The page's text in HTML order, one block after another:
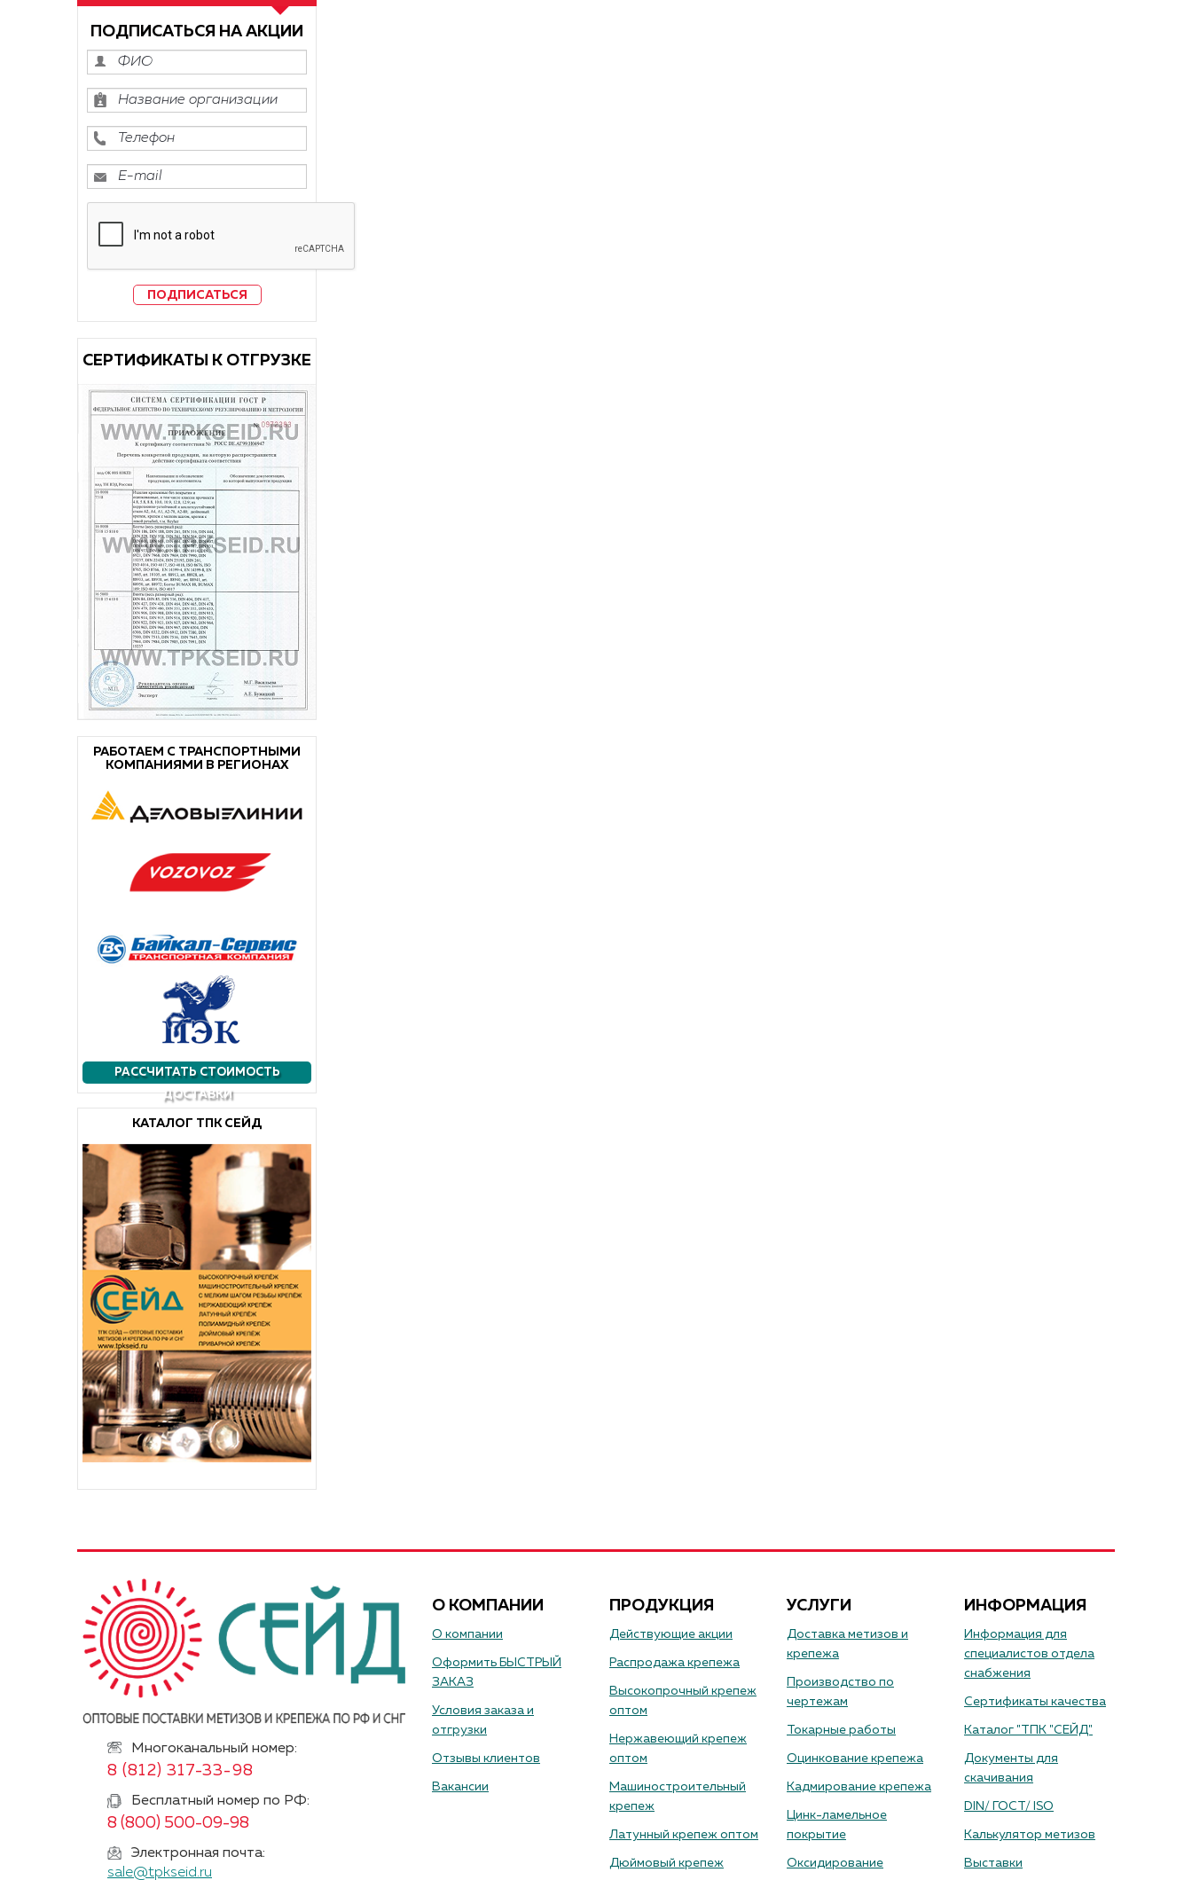
ПОДПИСАТЬСЯ НА АКЦИИ
ПОДПИСАТЬСЯ
CЕРТИФИКАТЫ К ОТГРУЗКЕ
РАБОТАЕМ С ТРАНСПОРТНЫМИ
КОМПАНИЯМИ В РЕГИОНАХ
РАССЧИТАТЬ СТОИМОСТЬ
ДОСТАВКИ
КАТАЛОГ ТПК СЕЙД
Многоканальный номер:
8 (812) 317-33-98
Бесплатный номер по РФ:
8 (800) 500-09-98
Электронная почта:
sale@tpkseid.ru
О КОМПАНИИ
О компании
Оформить БЫСТРЫЙ
ЗАКАЗ
Условия заказа и
отгрузки
Отзывы клиентов
Вакансии
ПРОДУКЦИЯ
Действующие акции
Распродажа крепежа
Высокопрочный крепеж
оптом
Нержавеющий крепеж
оптом
Машиностроительный
крепеж
Латунный крепеж оптом
Дюймовый крепеж
УСЛУГИ
Доставка метизов и
крепежа
Производство по
чертежам
Токарные работы
Оцинкование крепежа
Кадмирование крепежа
Цинк-ламельное
покрытие
Оксидирование
ИНФОРМАЦИЯ
Информация для
специалистов отдела
снабжения
Сертификаты качества
Каталог "ТПК "СЕЙД"
Документы для
скачивания
DIN/ ГОСТ/ ISO
Калькулятор метизов
Выставки